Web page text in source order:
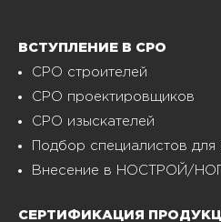
ВСТУПЛЕНИЕ В СРО
СРО строителей
СРО проектировщиков
СРО изыскателей
Подбор специалистов
Внесение в НОСТРОЙ/
СЕРТИФИКАЦИЯ